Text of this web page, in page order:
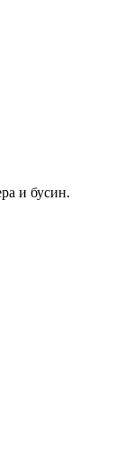
и бусин.